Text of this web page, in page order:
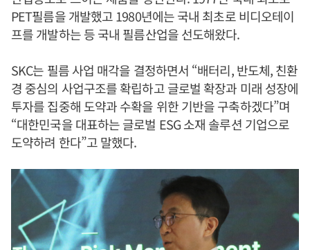
PET필름을 개발했고 1980년에는 국내 최초로 비디오테이
프를 개발하는 등 국내 필름산업을 선도해왔다.
SKC는 필름 사업 매각을 결정하면서 “배터리, 반도체, 친환
경 중심의 사업구조를 확립하고 글로벌 확장과 미래 성장에
투자를 집중해 도약과 수확을 위한 기반을 구축하겠다”며
“대한민국을 대표하는 글로벌 ESG 소재 솔루션 기업으로
도약하려 한다”고 말했다.